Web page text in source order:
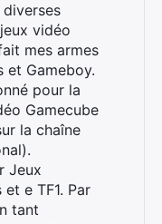
vidéo
mes armes
et Gameboy.
pour la
Gamecube
la chaîne
Jeux
e TF1. Par
tant